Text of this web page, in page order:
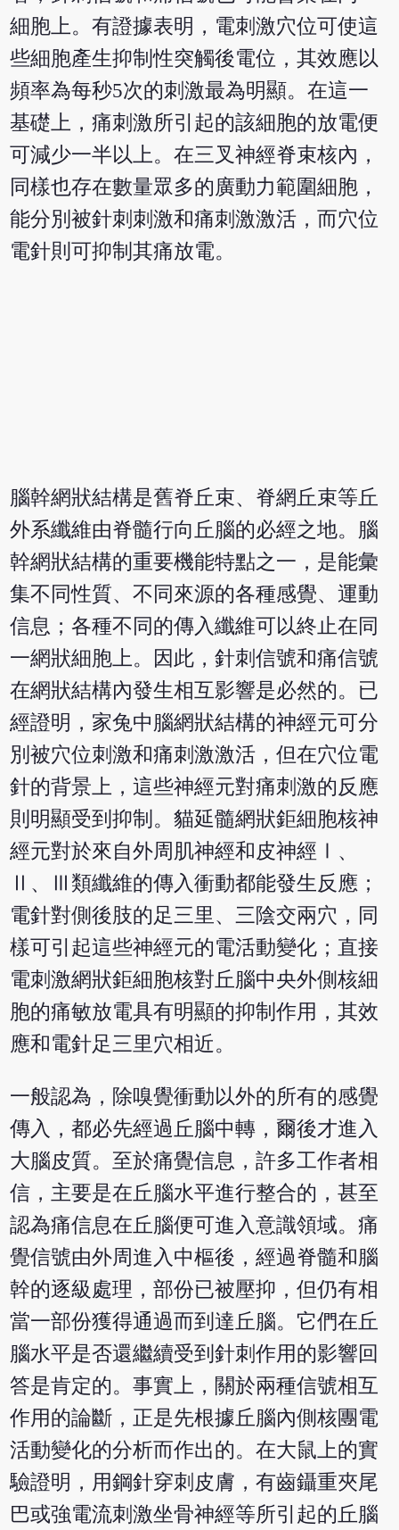
細胞上。有證據表明，電刺激穴位可使這
些細胞產生抑制性突觸後電位，其效應以
頻率為每秒5次的刺激最為明顯。在這一
基礎上，痛刺激所引起的該細胞的放電便
可減少一半以上。在三叉神經脊束核內，
同樣也存在數量眾多的廣動力範圍細胞，
能分別被針刺刺激和痛刺激激活，而穴位
電針則可抑制其痛放電。
腦幹網狀結構是舊脊丘束、脊網丘束等丘
外系纖維由脊髓行向丘腦的必經之地。腦
幹網狀結構的重要機能特點之一，是能彙
集不同性質、不同來源的各種感覺、運動
信息；各種不同的傳入纖維可以終止在同
一網狀細胞上。因此，針刺信號和痛信號
在網狀結構內發生相互影響是必然的。已
經證明，家兔中腦網狀結構的神經元可分
別被穴位刺激和痛刺激激活，但在穴位電
針的背景上，這些神經元對痛刺激的反應
則明顯受到抑制。貓延髓網狀鉅細胞核神
經元對於來自外周肌神經和皮神經Ⅰ、
Ⅱ、Ⅲ類纖維的傳入衝動都能發生反應；
電針對側後肢的足三里、三陰交兩穴，同
樣可引起這些神經元的電活動變化；直接
電刺激網狀鉅細胞核對丘腦中央外側核細
胞的痛敏放電具有明顯的抑制作用，其效
應和電針足三里穴相近。
一般認為，除嗅覺衝動以外的所有的感覺
傳入，都必先經過丘腦中轉，爾後才進入
大腦皮質。至於痛覺信息，許多工作者相
信，主要是在丘腦水平進行整合的，甚至
認為痛信息在丘腦便可進入意識領域。痛
覺信號由外周進入中樞後，經過脊髓和腦
幹的逐級處理，部份已被壓抑，但仍有相
當一部份獲得通過而到達丘腦。它們在丘
腦水平是否還繼續受到針刺作用的影響回
答是肯定的。事實上，關於兩種信號相互
作用的論斷，正是先根據丘腦內側核團電
活動變化的分析而作出的。在大鼠上的實
驗證明，用鋼針穿刺皮膚，有齒鑷重夾尾
巴或強電流刺激坐骨神經等所引起的丘腦